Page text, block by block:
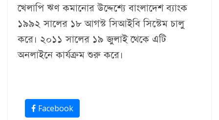
খেলাপি ঋণ কমানোর উদ্দেশ্যে বাংলাদেশ ব্যাংক
১৯৯২ সালের ১৮ আগস্ট সিআইবি সিস্টেম চালু
করে। ২০১১ সালের ১৯ জুলাই থেকে এটি
অনলাইনে কার্যক্রম শুরু করে।
Facebook